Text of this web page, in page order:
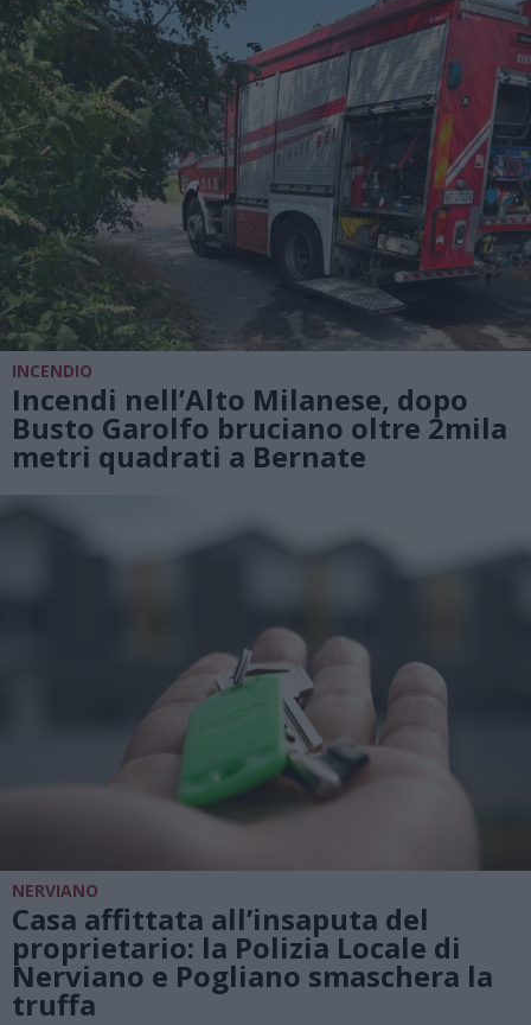
INCENDIO
Incendi nell’Alto Milanese, dopo
Busto Garolfo bruciano oltre 2mila
metri quadrati a Bernate
NERVIANO
Casa affittata all’insaputa del
proprietario: la Polizia Locale di
Nerviano e Pogliano smaschera la
truffa